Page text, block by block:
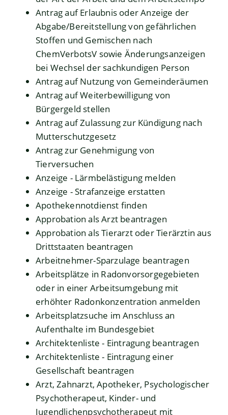
Antrag auf Erlaubnis oder Anzeige der
Abgabe/Bereitstellung von gefährlichen
Stoffen und Gemischen nach
ChemVerbotsV sowie Änderungsanzeigen
bei Wechsel der sachkundigen Person
Antrag auf Nutzung von Gemeinderäumen
Antrag auf Weiterbewilligung von
Bürgergeld stellen
Antrag auf Zulassung zur Kündigung nach
Mutterschutzgesetz
Antrag zur Genehmigung von
Tierversuchen
Anzeige - Lärmbelästigung melden
Anzeige - Strafanzeige erstatten
Apothekennotdienst finden
Approbation als Arzt beantragen
Approbation als Tierarzt oder Tierärztin aus
Drittstaaten beantragen
Arbeitnehmer-Sparzulage beantragen
Arbeitsplätze in Radonvorsorgegebieten
oder in einer Arbeitsumgebung mit
erhöhter Radonkonzentration anmelden
Arbeitsplatzsuche im Anschluss an
Aufenthalte im Bundesgebiet
Architektenliste - Eintragung beantragen
Architektenliste - Eintragung einer
Gesellschaft beantragen
Arzt, Zahnarzt, Apotheker, Psychologischer
Psychotherapeut, Kinder- und
Jugendlichenpsychotherapeut mit